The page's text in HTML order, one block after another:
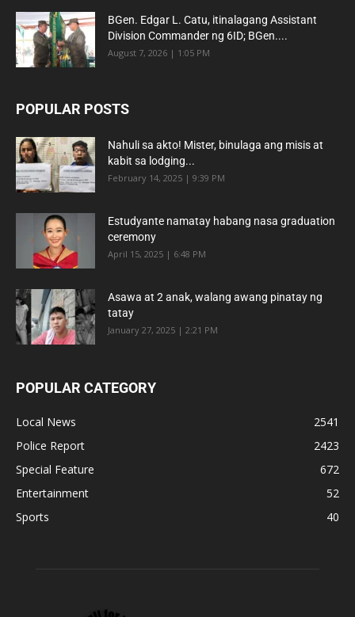
BGen. Edgar L. Catu, itinalagang Assistant
Division Commander ng 6ID; BGen....
August 7, 2026 | 1:05 PM
POPULAR POSTS
Nahuli sa akto! Mister, binulaga ang misis at
kabit sa lodging...
February 14, 2025 | 9:39 PM
Estudyante namatay habang nasa graduation
ceremony
April 15, 2025 | 6:48 PM
Asawa at 2 anak, walang awang pinatay ng
tatay
January 27, 2025 | 2:21 PM
POPULAR CATEGORY
Local News
2541
Police Report
2423
Special Feature
672
Entertainment
52
Sports
40